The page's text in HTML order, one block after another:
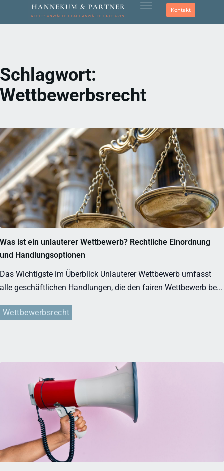
Kontakt
Schlagwort:
Wettbewerbsrecht
Was ist ein unlauterer Wettbewerb? Rechtliche Einordnung
und Handlungsoptionen
Das Wichtigste im Überblick Unlauterer Wettbewerb umfasst
alle geschäftlichen Handlungen, die den fairen Wettbewerb be...
Wettbewerbsrecht